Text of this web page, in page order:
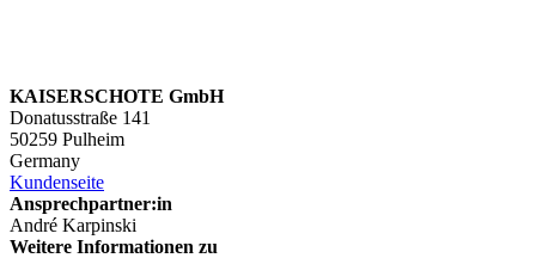
KAISERSCHOTE GmbH
Donatusstraße 141
50259 Pulheim
Germany
Kundenseite
Ansprechpartner:in
André Karpinski
Weitere Informationen zu